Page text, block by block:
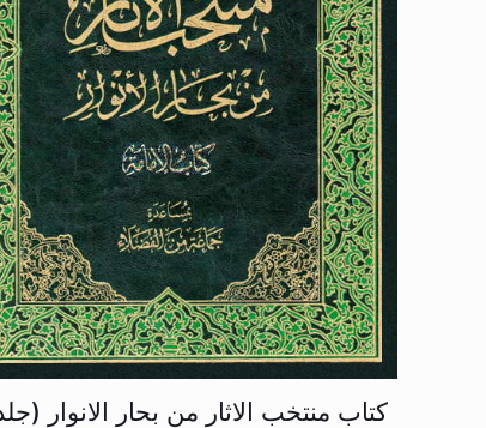
کتاب منتخب الاثار من بحار الانوار (جلد